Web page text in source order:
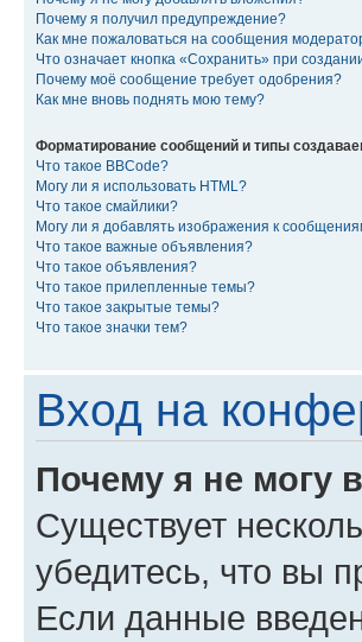
Почему я получил предупреждение?
Как мне пожаловаться на сообщения
Что означает кнопка «Сохранить» при
Почему моё сообщение требует одобрения?
Как мне вновь поднять мою тему?
Форматирование сообщений и типы
Что такое BBCode?
Могу ли я использовать HTML?
Что такое смайлики?
Могу ли я добавлять изображения к
Что такое важные объявления?
Что такое объявления?
Что такое прилепленные темы?
Что такое закрытые темы?
Что такое значки тем?
Вход на
Почему я не могу
Существует
убедитесь, что вы
Если данные